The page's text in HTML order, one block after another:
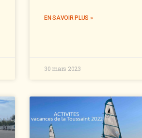
EN SAVOIR PLUS »
30 mars 2023